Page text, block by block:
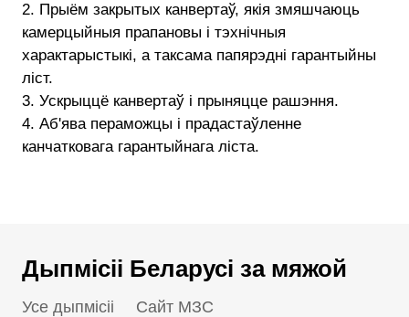
2. Прыём закрытых канвертаў, якія змяшчаюць
камерцыйныя прапановы і тэхнічныя
характарыстыкі, а таксама папярэдні гарантыйны
ліст.
3. Ускрыццё канвертаў і прыняцце рашэння.
4. Аб'ява пераможцы і прадастаўленне
канчатковага гарантыйнага ліста.
Дыпмісіі Беларусі за мяжой
Усе дыпмісіі Сайт МЗС